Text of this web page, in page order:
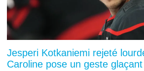
Jesperi Kotkaniemi rejeté
Caroline pose un geste glaçant